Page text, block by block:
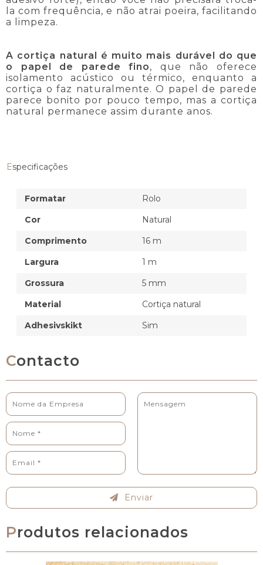
la com frequência, e não atrai poeira, facilitando
a limpeza.
A cortiça natural é muito mais durável do que
o papel de parede fino, que não oferece
isolamento acústico ou térmico, enquanto a
cortiça o faz naturalmente. O papel de parede
parece bonito por pouco tempo, mas a cortiça
natural permanece assim durante anos.
Especificações
Formatar
Rolo
Cor
Natural
Comprimento
16 m
Largura
1 m
Grossura
5 mm
Material
Cortiça natural
Adhesivskikt
Sim
Contacto
Enviar
Produtos relacionados